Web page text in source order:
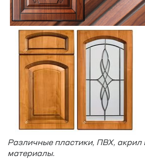
Различные пластики, ПВХ, акрил
материалы.